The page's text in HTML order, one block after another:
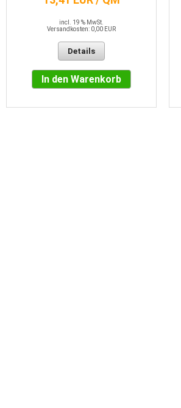
incl. 19 % MwSt.
Versandkosten: 0,00 EUR
Details
In den Warenkorb